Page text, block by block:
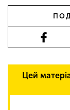
Цей